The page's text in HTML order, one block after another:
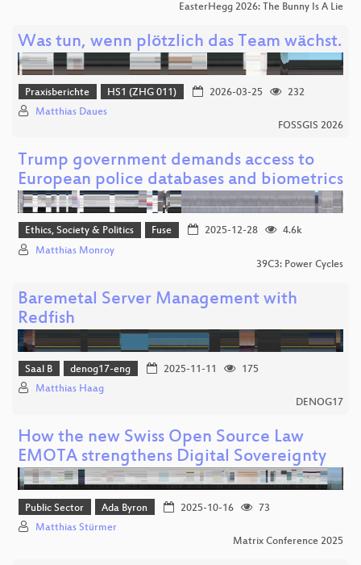
EasterHegg 2026: The Bunny Is A Lie
Was tun, wenn plötzlich das Team wächst.
Praxisberichte HS1 (ZHG 011) 2026-03-25
232
Matthias Daues
FOSSGIS 2026
Trump government demands access to
European police databases and biometrics
Ethics, Society & Politics Fuse 2025-12-28
4.6k
Matthias Monroy
39C3: Power Cycles
Baremetal Server Management with
Redfish
Saal B denog17-eng 2025-11-11
175
Matthias Haag
DENOG17
How the new Swiss Open Source Law
EMOTA strengthens Digital Sovereignty
Public Sector Ada Byron 2025-10-16
73
Matthias Stürmer
Matrix Conference 2025